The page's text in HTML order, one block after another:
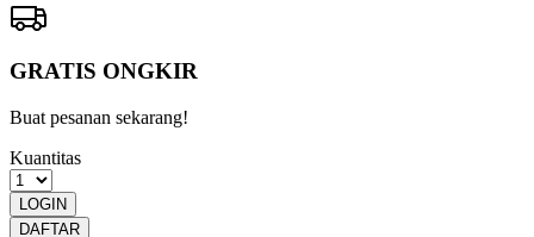
GRATIS ONGKIR
Buat pesanan sekarang!
Kuantitas
LOGIN
DAFTAR